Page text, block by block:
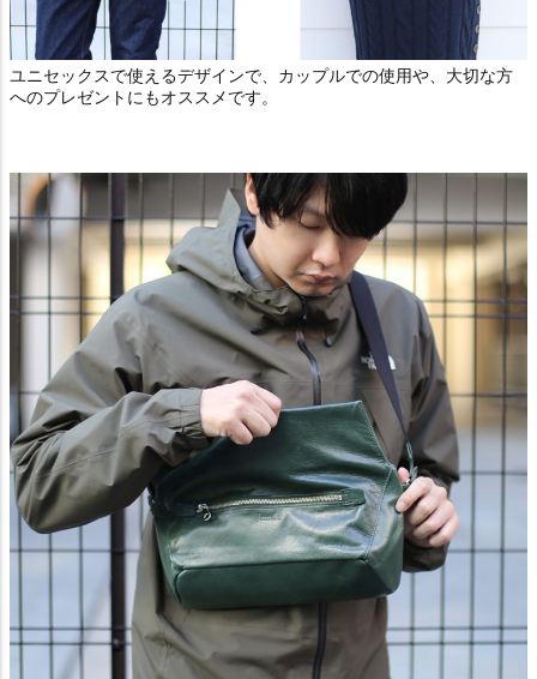
ユニセックスで使えるデザインで、カップルでの使用や、大切な方
へのプレゼントにもオススメです。